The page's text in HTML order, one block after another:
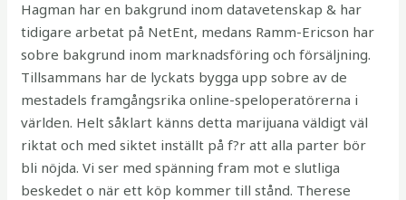
Hagman har en bakgrund inom datavetenskap & har
tidigare arbetat på NetEnt, medans Ramm-Ericson har
sobre bakgrund inom marknadsföring och försäljning.
Tillsammans har de lyckats bygga upp sobre av de
mestadels framgångsrika online-speloperatörerna i
världen. Helt såklart känns detta marijuana väldigt väl
riktat och med siktet inställt på f?r att alla parter bör
bli nöjda. Vi ser med spänning fram mot e slutliga
beskedet o när ett köp kommer till stånd. Therese